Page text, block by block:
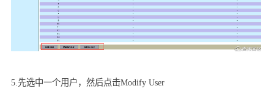
5. 先选中一个用户，然后点击Modify User